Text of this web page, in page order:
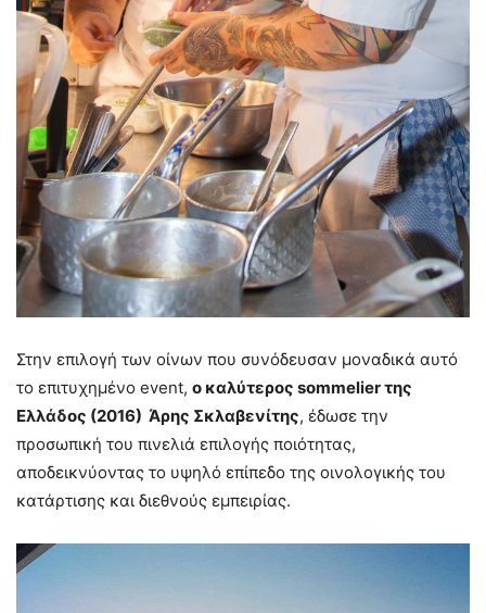
Στην επιλογή των οίνων που συνόδευσαν μοναδικά αυτό
το επιτυχημένο event, ο καλύτερος sommelier της
Ελλάδος (2016) Άρης Σκλαβενίτης, έδωσε την
προσωπική του πινελιά επιλογής ποιότητας,
αποδεικνύοντας το υψηλό επίπεδο της οινολογικής του
κατάρτισης και διεθνούς εμπειρίας.